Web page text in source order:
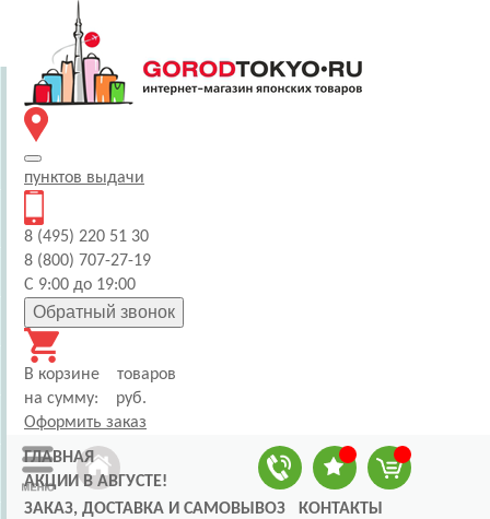
пунктов выдачи
8 (495) 220 51 30
8 (800) 707-27-19
С 9:00 до 19:00
Обратный звонок
В корзине
товаров
на сумму:
руб.
Оформить заказ
ГЛАВНАЯ
АКЦИИ В АВГУСТЕ!
ЗАКАЗ, ДОСТАВКА И САМОВЫВОЗ
КОНТАКТЫ